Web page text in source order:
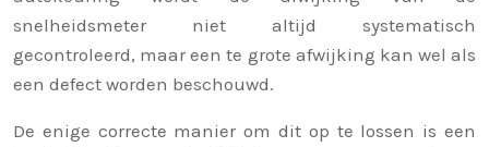
snelheidsmeter niet altijd systematisch
gecontroleerd, maar een te grote afwijking kan wel als
een defect worden beschouwd.
De enige correcte manier om dit op te lossen is een